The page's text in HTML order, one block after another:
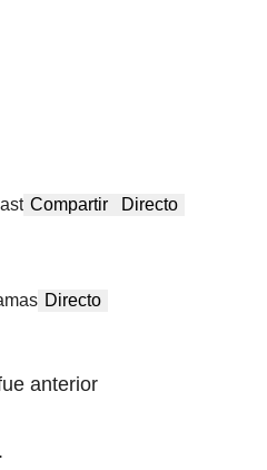
Compartir Directo
Directo
anterior